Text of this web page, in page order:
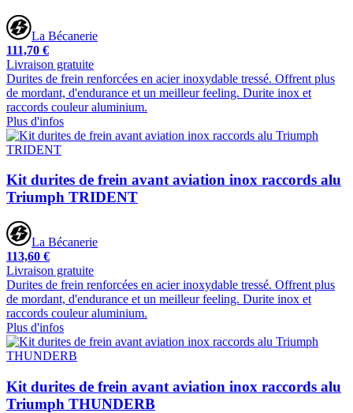
La Bécanerie
111,70 €
Livraison gratuite
Durites de frein renforcées en acier inoxydable tressé. Offrent plus
de mordant, d'endurance et un meilleur feeling. Durite inox et
raccords couleur aluminium.
Plus d'infos
Kit durites de frein avant aviation inox raccords alu
Triumph TRIDENT
La Bécanerie
113,60 €
Livraison gratuite
Durites de frein renforcées en acier inoxydable tressé. Offrent plus
de mordant, d'endurance et un meilleur feeling. Durite inox et
raccords couleur aluminium.
Plus d'infos
Kit durites de frein avant aviation inox raccords alu
Triumph THUNDERB